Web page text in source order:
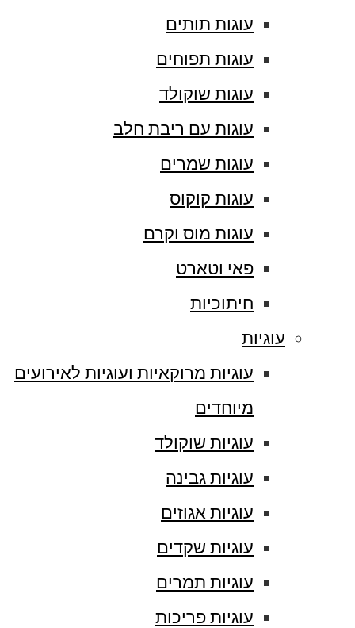
עוגות תותים
עוגות תפוחים
עוגות שוקולד
עוגות עם ריבת חלב
עוגות שמרים
עוגות קוקוס
עוגות מוס וקרם
פאי וטארט
חיתוכיות
עוגיות
עוגיות מרוקאיות ועוגיות לאירועים
מיוחדים
עוגיות שוקולד
עוגיות גבינה
עוגיות אגוזים
עוגיות שקדים
עוגיות תמרים
עוגיות פריכות